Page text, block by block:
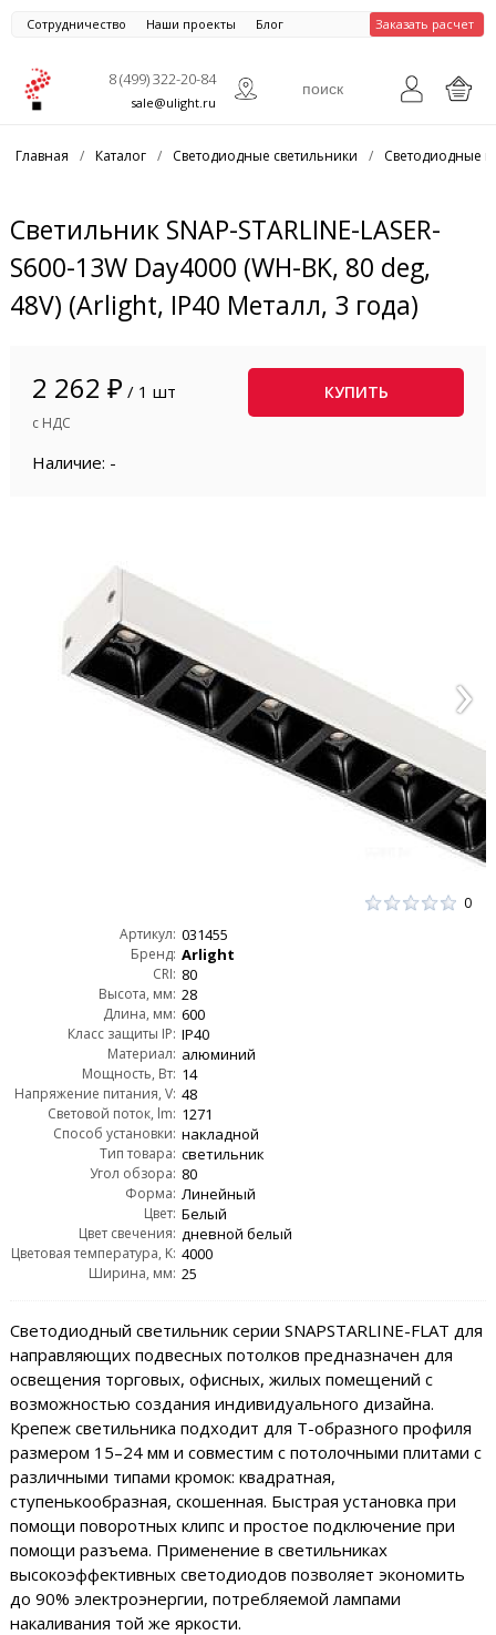
Сотрудничество Наши проекты Блог Заказать расчет
8 (499) 322-20-84
sale@ulight.ru
Главная / Каталог / Светодиодные светильники / Светодиодные
Светильник SNAP-STARLINE-LASER-
S600-13W Day4000 (WH-BK, 80 deg,
48V) (Arlight, IP40 Металл, 3 года)
2 262 ₽ / 1 шт
с НДС
КУПИТЬ
Наличие: -
0
Артикул: 031455
Бренд: Arlight
CRI: 80
Высота, мм: 28
Длина, мм: 600
Класс защиты IP: IP40
Материал: алюминий
Мощность, Вт: 14
Напряжение питания, V: 48
Световой поток, lm: 1271
Способ установки: накладной
Тип товара: светильник
Угол обзора: 80
Форма: Линейный
Цвет: Белый
Цвет свечения: дневной белый
Цветовая температура, K: 4000
Ширина, мм: 25
Светодиодный светильник серии SNAPSTARLINE-FLAT для
направляющих подвесных потолков предназначен для
освещения торговых, офисных, жилых помещений с
возможностью создания индивидуального дизайна.
Крепеж светильника подходит для Т-образного профиля
размером 15–24 мм и совместим с потолочными плитами с
различными типами кромок: квадратная,
ступенькообразная, скошенная. Быстрая установка при
помощи поворотных клипс и простое подключение при
помощи разъема. Применение в светильниках
высокоэффективных светодиодов позволяет экономить
до 90% электроэнергии, потребляемой лампами
накаливания той же яркости.